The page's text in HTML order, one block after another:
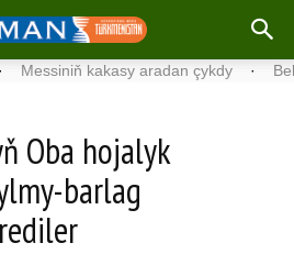
kakasy aradan çykdy ·
Oba hojalyk
barlag